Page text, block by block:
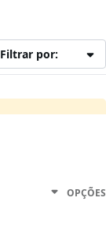
Filtrar por:
OPÇÕES